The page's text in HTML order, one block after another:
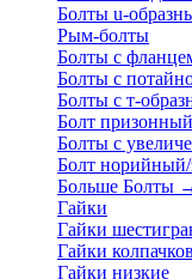
Болты u-
Рым-болты
Болты с
Болты с
Болты с т-
Болт призонный
Болты с
Болт
Больше Болты
Гайки
Гайки
Гайки
Гайки низкие